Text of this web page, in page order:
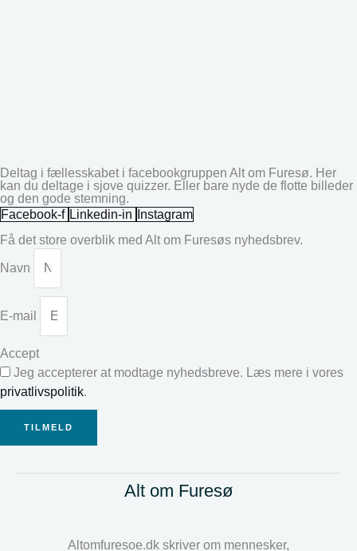
Deltag i fællesskabet i facebookgruppen Alt om Furesø. Her
kan du deltage i sjove quizzer. Eller bare nyde de flotte billeder
og den gode stemning.
Facebook-f Linkedin-in
Instagram
Få det store overblik med Alt om Furesøs nyhedsbrev.
Navn
E-mail
Accept
Jeg accepterer at modtage nyhedsbreve. Læs mere i vores
privatlivspolitik.
TILMELD
Alt om Furesø
Altomfuresoe.dk skriver om mennesker,